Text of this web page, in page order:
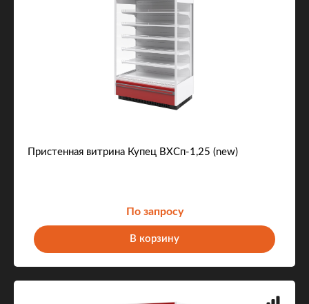
Пристенная витрина Купец ВХСп-1,25 (new)
По запросу
В корзину